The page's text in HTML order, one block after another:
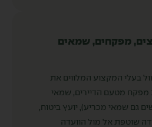
מפקחים, שמאים
בעלי המקצוע המלווים את
מפקח מטעם הדיירים, שמאי
גם שמאי מכריע), יועץ ביטוח,
שוטפת אל מול הוועדה